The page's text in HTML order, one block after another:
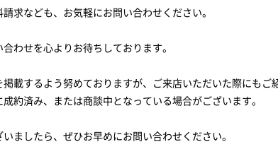
求なども、お気軽にお問い合わせください。
わせを心よりお待ちしております。
掲載するよう努めておりますが、ご来店いただいた際にもご
約済み、または商談中となっている場合がございます。
ましたら、ぜひお早めにお問い合わせください。